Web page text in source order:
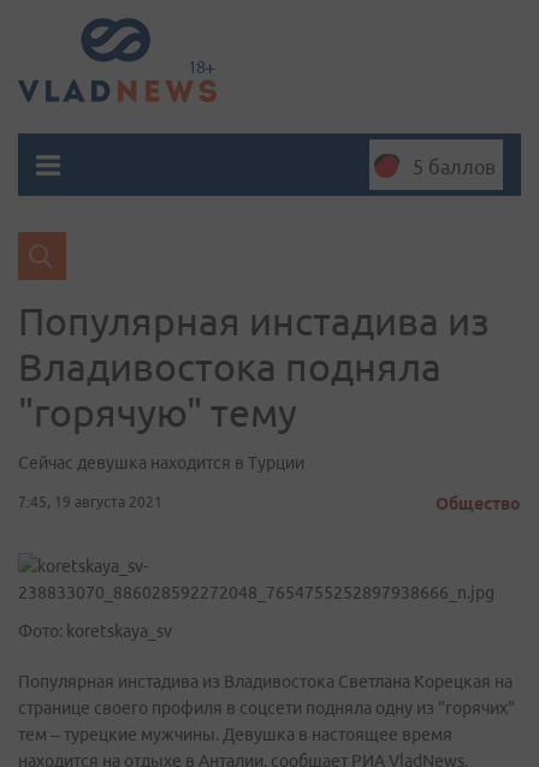
5 баллов
Популярная инстадива из
Владивостока подняла
"горячую" тему
Сейчас девушка находится в Турции
7:45, 19 августа 2021 Общество
Фото: koretskaya_sv
Популярная инстадива из Владивостока Светлана Корецкая на
странице своего профиля в соцсети подняла одну из "горячих"
тем – турецкие мужчины. Девушка в настоящее время
находится на отдыхе в Анталии, сообщает РИА VladNews.